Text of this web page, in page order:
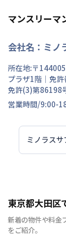
マンスリーマ
会社名： ミノ
所在地:〒
プラザ1階 ｜免
免許(3)第86198
営業時間/9:00-
ミノラス
当社は東京都大
運営をしており
お部屋のご紹介
族様向けの広め
東京都大田区
新着の物件や料金
をご紹介。